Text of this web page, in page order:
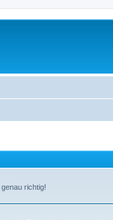
richtig!